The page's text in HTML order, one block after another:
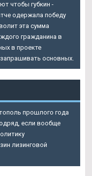
чтобы губкин -
одержала победу
эта сумма
гражданина в
в проекте
основных.
прошлого года
если вообще
лизинговой